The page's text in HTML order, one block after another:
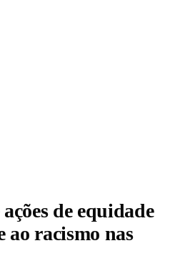
de equidade
ao racismo nas